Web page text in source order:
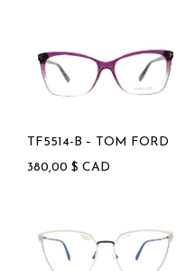
TF5514-B – TOM FORD
380,00 $ CAD